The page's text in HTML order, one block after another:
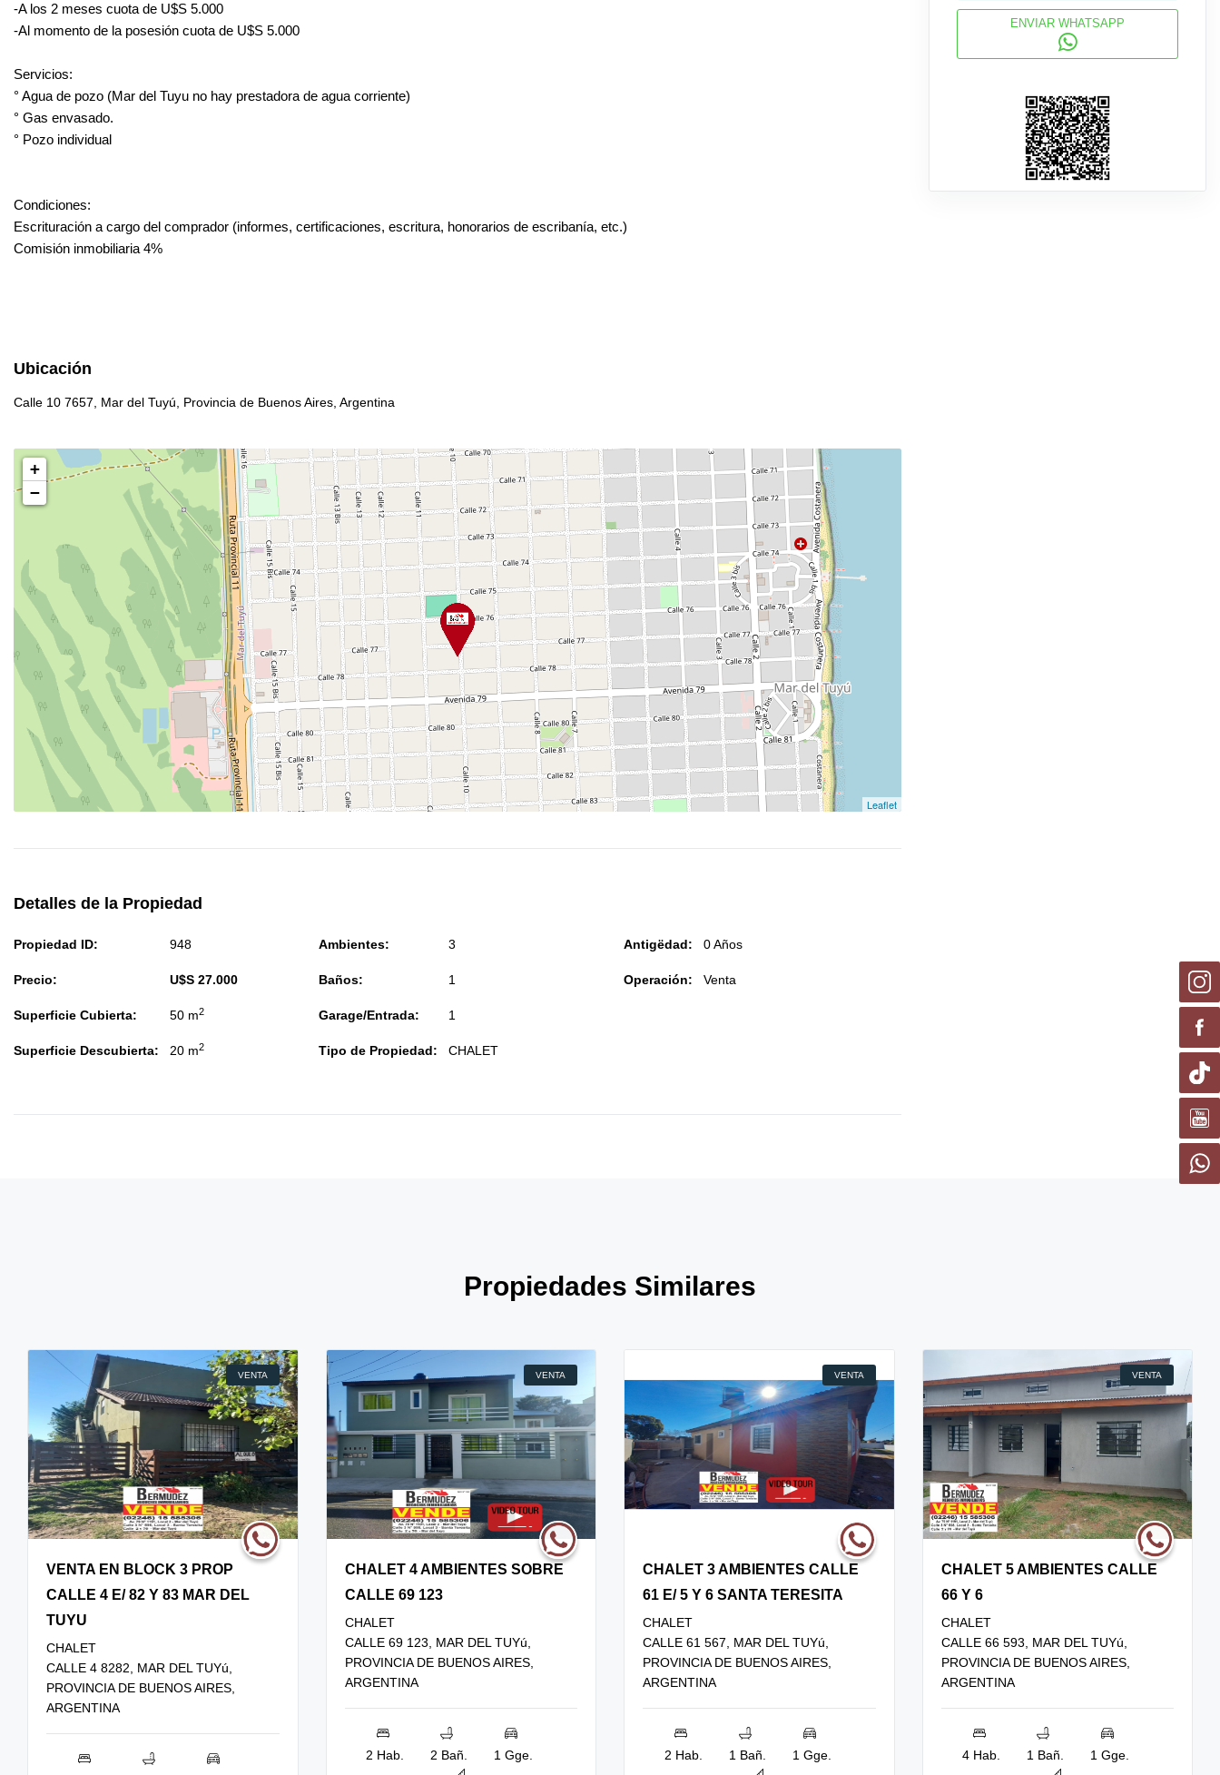
-A los 2 meses cuota de U$S 5.000
-Al momento de la posesión cuota de U$S 5.000
Servicios:
° Agua de pozo (Mar del Tuyu no hay prestadora de agua corriente)
° Gas envasado.
° Pozo individual
Condiciones:
Escrituración a cargo del comprador (informes, certificaciones, escritura, honorarios de escribanía, etc.)
Comisión inmobiliaria 4%
Ubicación
Calle 10 7657, Mar del Tuyú, Provincia de Buenos Aires, Argentina
+
−
Leaflet
Detalles de la Propiedad
Propiedad ID:
Precio:
Superficie Cubierta:
Superficie Descubierta:
948
U$S 27.000
50 m2
20 m2
Ambientes:
Baños:
Garage/Entrada:
Tipo de Propiedad:
3
1
1
CHALET
Antigëdad:
Operación:
0 Años
Venta
ENVIAR WHATSAPP
Propiedades Similares
VENTA
VENTA EN BLOCK 3 PROP
CALLE 4 E/ 82 Y 83 MAR DEL
TUYU
CHALET
CALLE 4 8282, MAR DEL TUYú,
PROVINCIA DE BUENOS AIRES,
ARGENTINA
VENTA
CHALET 4 AMBIENTES SOBRE
CALLE 69 123
CHALET
CALLE 69 123, MAR DEL TUYú,
PROVINCIA DE BUENOS AIRES,
ARGENTINA
2 Hab. 2 Bañ. 1 Gge.
VENTA
CHALET 3 AMBIENTES CALLE
61 E/ 5 Y 6 SANTA TERESITA
CHALET
CALLE 61 567, MAR DEL TUYú,
PROVINCIA DE BUENOS AIRES,
ARGENTINA
2 Hab. 1 Bañ. 1 Gge.
VENTA
CHALET 5 AMBIENTES CALLE
66 Y 6
CHALET
CALLE 66 593, MAR DEL TUYú,
PROVINCIA DE BUENOS AIRES,
ARGENTINA
4 Hab. 1 Bañ. 1 Gge.